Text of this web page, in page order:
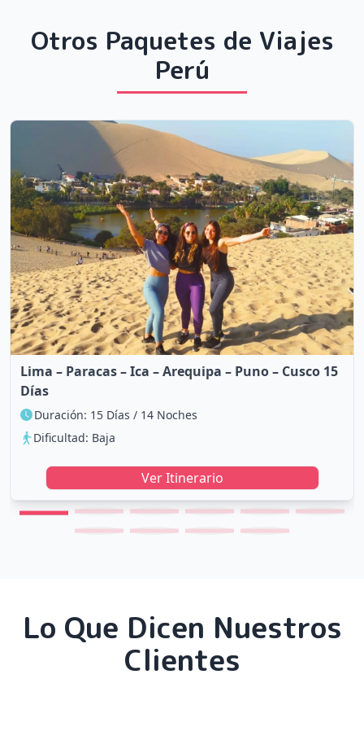
Otros Paquetes de Viajes
Perú
Lima – Paracas – Ica – Arequipa – Puno – Cusco 15
Días
Duración: 15 Días / 14 Noches
Dificultad: Baja
Ver Itinerario
Lo Que Dicen Nuestros
Clientes